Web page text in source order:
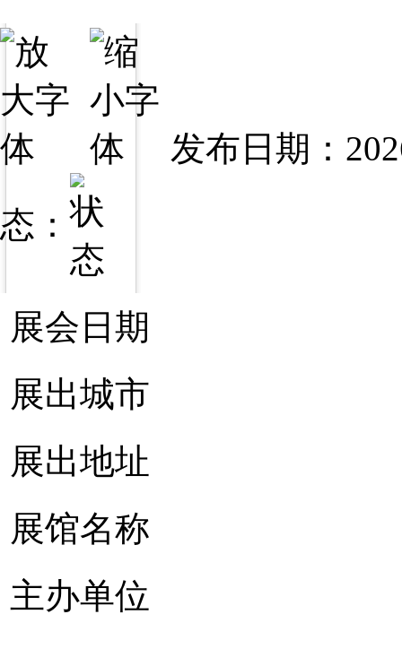
发布日期：
态：
展会日期
展出城市
展出地址
展馆名称
主办单位